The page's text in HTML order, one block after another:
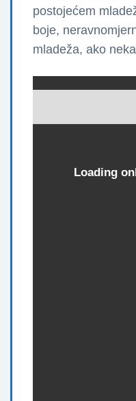
postojećem
boje,
mladeža, ako